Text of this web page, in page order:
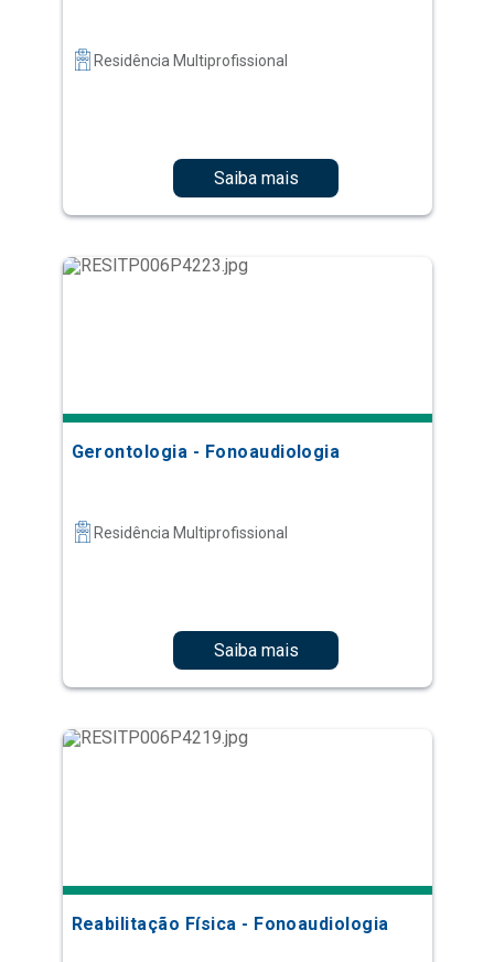
Residência Multiprofissional
Saiba mais
Gerontologia - Fonoaudiologia
Residência Multiprofissional
Saiba mais
Reabilitação Física - Fonoaudiologia